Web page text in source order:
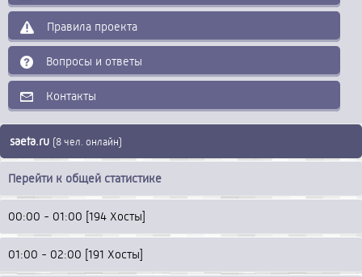
Правила проекта
Вопросы и ответы
Контакты
saeta.ru (8 чел. онлайн)
Перейти к общей статистике
00:00 - 01:00 [194 Хосты]
01:00 - 02:00 [191 Хосты]